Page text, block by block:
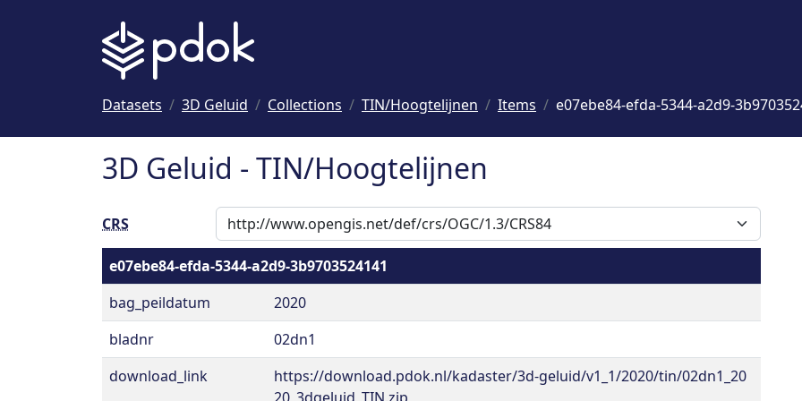
Datasets 3D Geluid Collections TIN/Hoogtelijnen Items e07ebe84-efda-5344-a2d9-
3D Geluid - TIN/Hoogtelijnen
CRS
e07ebe84-efda-5344-a2d9-3b9703524141
bag_peildatum
2020
bladnr
02dn1
download_link
https://download.pdok.nl/kadaster/3d-geluid/v1_1/2020/tin/02dn1_20